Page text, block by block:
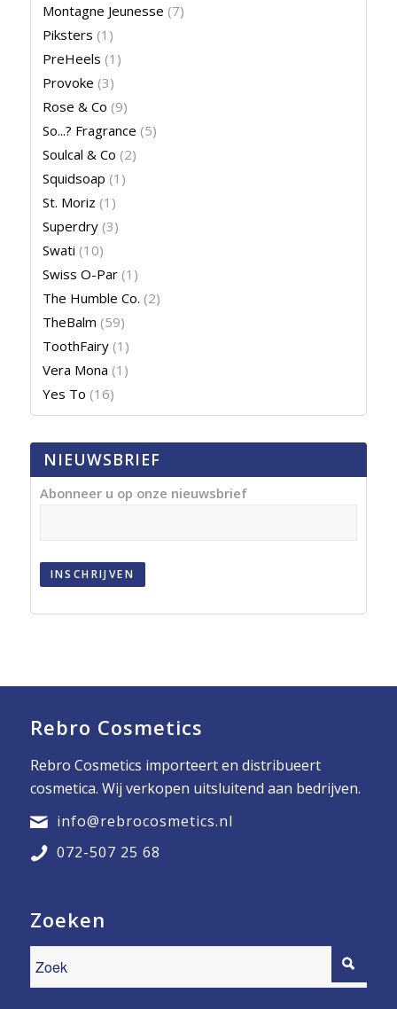
Montagne Jeunesse (7)
Piksters (1)
PreHeels (1)
Provoke (3)
Rose & Co (9)
So...? Fragrance (5)
Soulcal & Co (2)
Squidsoap (1)
St. Moriz (1)
Superdry (3)
Swati (10)
Swiss O-Par (1)
The Humble Co. (2)
TheBalm (59)
ToothFairy (1)
Vera Mona (1)
Yes To (16)
NIEUWSBRIEF
Abonneer u op onze nieuwsbrief
INSCHRIJVEN
Rebro Cosmetics
Rebro Cosmetics importeert en distribueert
cosmetica. Wij verkopen uitsluitend aan bedrijven.
info@rebrocosmetics.nl
072-507 25 68
Zoeken